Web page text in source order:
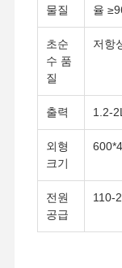
물질
율
초순
수 품
질
저항
출력 1.2-
외형
크기
전원
공급
110-